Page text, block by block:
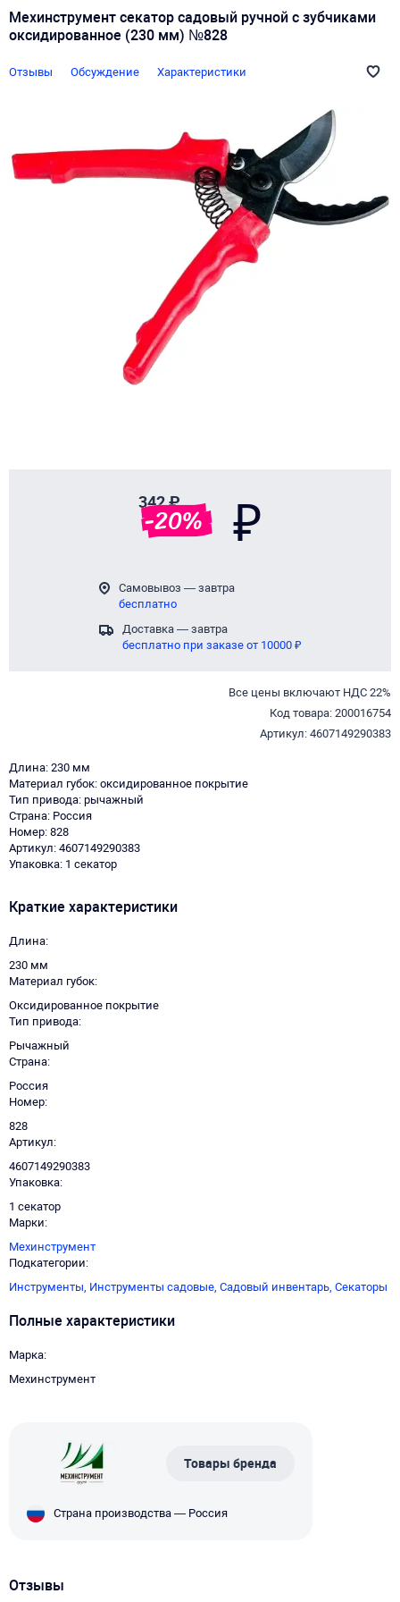
Мехинструмент секатор садовый ручной с зубчиками
оксидированное (230 мм) №828
Отзывы Обсуждение Характеристики
342 ₽
-20% ₽
Самовывоз — завтра
бесплатно
Доставка — завтра
бесплатно при заказе от 10000 ₽
Все цены включают НДС 22%
Код товара: 200016754
Артикул: 4607149290383
Длина: 230 мм
Материал губок: оксидированное покрытие
Тип привода: рычажный
Страна: Россия
Номер: 828
Артикул: 4607149290383
Упаковка: 1 секатор
Краткие характеристики
Длина
230 мм
Материал губок
Оксидированное покрытие
Тип привода
Рычажный
Страна
Россия
Номер
828
Артикул
4607149290383
Упаковка
1 секатор
Марки
Мехинструмент
Подкатегории
Инструменты, Инструменты садовые, Садовый инвентарь, Секаторы
Полные характеристики
Марка
Мехинструмент
Товары бренда
Страна производства — Россия
Отзывы